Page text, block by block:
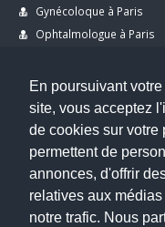
En poursuivant
site, vous acceptez
de cookies sur votre
permettent de
annonces, d'offrir
relatives aux
notre trafic. Nous
Gynécoloque à Paris
Ophtalmologue à Paris
Dentiste à Paris
Copyright © 2026 . All Rights